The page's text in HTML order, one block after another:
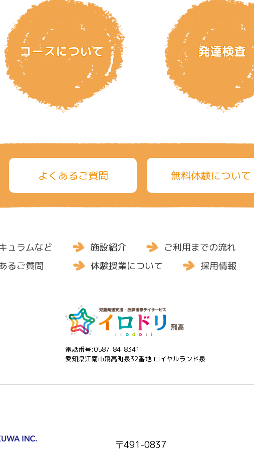
コースについて 発達検査
よくあるご質問 無料体験について
ュラムなど 施設紹介
ご利用までの流れ
るご質問 体験授業について 採用情報
電話番号:0587-84-8341
愛知県江南市飛高町泉32番地 ロイヤルランド泉
〒491-0837